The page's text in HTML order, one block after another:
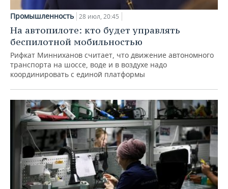
Промышленность 28 июл, 20:45
На автопилоте: кто будет управлять
беспилотной мобильностью
Рифкат Минниханов считает, что движение автономного
транспорта на шоссе, воде и в воздухе надо
координировать с единой платформы